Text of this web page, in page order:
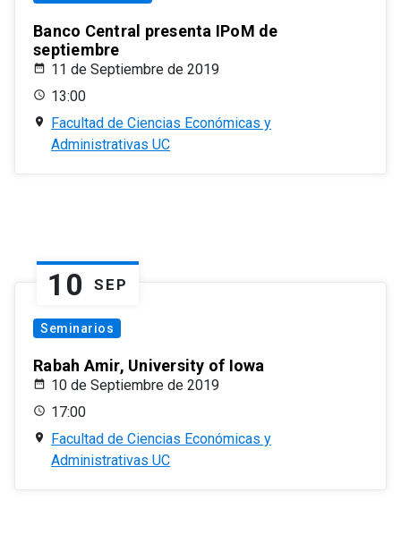
Banco Central presenta IPoM de
septiembre
11 de Septiembre de 2019
13:00
Facultad de Ciencias Económicas y
Administrativas UC
10 SEP
Seminarios
Rabah Amir, University of Iowa
10 de Septiembre de 2019
17:00
Facultad de Ciencias Económicas y
Administrativas UC